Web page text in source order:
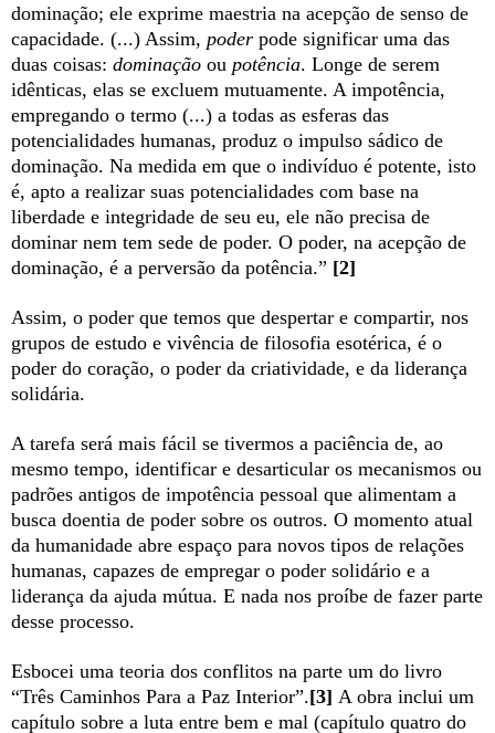
dominação; ele exprime maestria na acepção de senso de
capacidade. (...) Assim, poder pode significar uma das
duas coisas: dominação ou potência. Longe de serem
idênticas, elas se excluem mutuamente. A impotência,
empregando o termo (...) a todas as esferas das
potencialidades humanas, produz o impulso sádico de
dominação. Na medida em que o indivíduo é potente, isto
é, apto a realizar suas potencialidades com base na
liberdade e integridade de seu eu, ele não precisa de
dominar nem tem sede de poder. O poder, na acepção de
dominação, é a perversão da potência.” [2]
Assim, o poder que temos que despertar e compartir, nos
grupos de estudo e vivência de filosofia esotérica, é o
poder do coração, o poder da criatividade, e da liderança
solidária.
A tarefa será mais fácil se tivermos a paciência de, ao
mesmo tempo, identificar e desarticular os mecanismos ou
padrões antigos de impotência pessoal que alimentam a
busca doentia de poder sobre os outros. O momento atual
da humanidade abre espaço para novos tipos de relações
humanas, capazes de empregar o poder solidário e a
liderança da ajuda mútua. E nada nos proíbe de fazer parte
desse processo.
Esbocei uma teoria dos conflitos na parte um do livro
“Três Caminhos Para a Paz Interior”.[3] A obra inclui um
capítulo sobre a luta entre bem e mal (capítulo quatro do